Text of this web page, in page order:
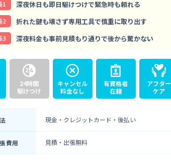
1 深夜休日も即日駆けつけで緊急時も頼れる
2 折れた鍵も壊さず専用工具で慎重に取り出す
3 深夜料金も事前見積もり通りで後から驚かない
24時間
駆けつけ
キャンセル
料金なし
有資格者
在籍
アフター
ケア
現金・クレジットカード・後払い
費用 見積・出張無料